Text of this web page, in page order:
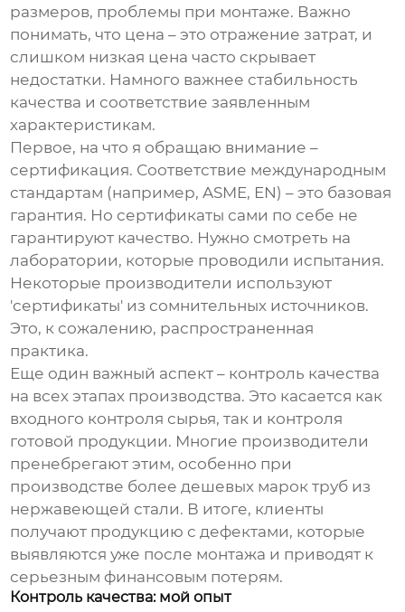
размеров, проблемы при монтаже. Важно
понимать, что цена – это отражение затрат, и
слишком низкая цена часто скрывает
недостатки. Намного важнее стабильность
качества и соответствие заявленным
характеристикам.
Первое, на что я обращаю внимание –
сертификация. Соответствие международным
стандартам (например, ASME, EN) – это базовая
гарантия. Но сертификаты сами по себе не
гарантируют качество. Нужно смотреть на
лаборатории, которые проводили испытания.
Некоторые производители используют
'сертификаты' из сомнительных источников.
Это, к сожалению, распространенная
практика.
Еще один важный аспект – контроль качества
на всех этапах производства. Это касается как
входного контроля сырья, так и контроля
готовой продукции. Многие производители
пренебрегают этим, особенно при
производстве более дешевых мароктруб из
нержавеющей стали. В итоге, клиенты
получают продукцию с дефектами, которые
выявляются уже после монтажа и приводят к
серьезным финансовым потерям.
Контроль качества: мой опыт